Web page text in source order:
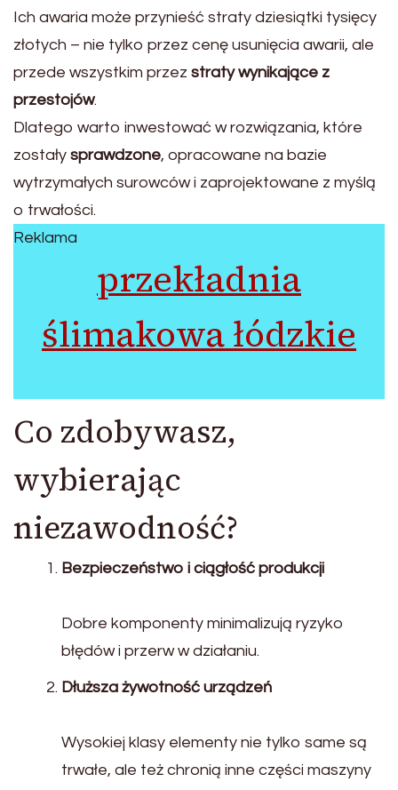
Ich awaria może przynieść straty dziesiątki tysięcy
złotych – nie tylko przez cenę usunięcia awarii, ale
przede wszystkim przez straty wynikające z
przestojów.
Dlatego warto inwestować w rozwiązania, które
zostały sprawdzone, opracowane na bazie
wytrzymałych surowców i zaprojektowane z myślą
o trwałości.
Reklama
przekładnia
ślimakowa łódzkie
Co zdobywasz,
wybierając
niezawodność?
Bezpieczeństwo i ciągłość produkcji
Dobre komponenty minimalizują ryzyko
błędów i przerw w działaniu.
Dłuższa żywotność urządzeń
Wysokiej klasy elementy nie tylko same są
trwałe, ale też chronią inne części maszyny